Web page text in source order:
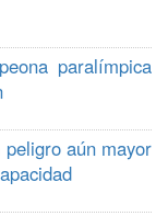
paralímpica
aún mayor